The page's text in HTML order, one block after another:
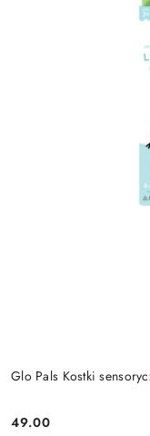
Glo Pals Kostki
Cena:
49.00